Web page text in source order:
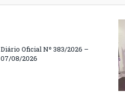
Diário Oficial Nº 383/2026 –
07/08/2026